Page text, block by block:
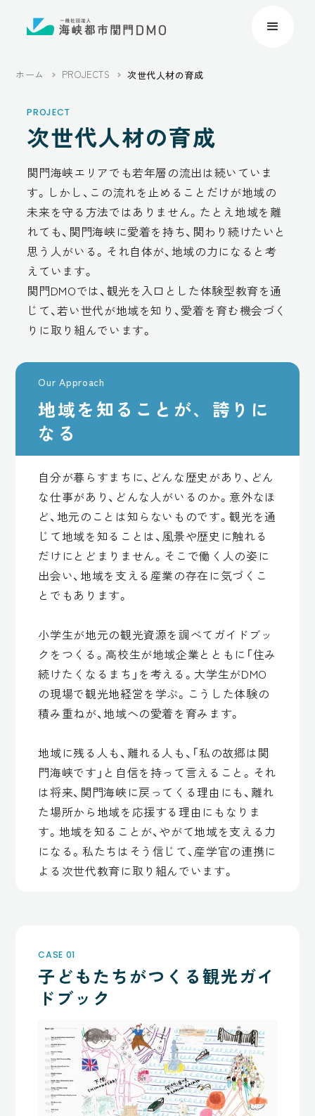
ホーム PROJECTS 次世代人材の育成
PROJECT
次世代人材の育成
関門海峡エリアでも若年層の流出は続いていま
す。しかし、この流れを止めることだけが地域の
未来を守る方法ではありません。たとえ地域を離
れても、関門海峡に愛着を持ち、関わり続けたいと
思う人がいる。それ自体が、地域の力になると考
えています。
関門DMOでは、観光を入口とした体験型教育を通
じて、若い世代が地域を知り、愛着を育む機会づく
りに取り組んでいます。
Our Approach
地域を知ることが、誇りに
なる
自分が暮らすまちに、どんな歴史があり、どん
な仕事があり、どんな人がいるのか。意外なほ
ど、地元のことは知らないものです。観光を通
じて地域を知ることは、風景や歴史に触れる
だけにとどまりません。そこで働く人の姿に
出会い、地域を支える産業の存在に気づくこ
とでもあります。
小学生が地元の観光資源を調べてガイドブッ
クをつくる。高校生が地域企業とともに「住み
続けたくなるまち」を考える。大学生がDMO
の現場で観光地経営を学ぶ。こうした体験の
積み重ねが、地域への愛着を育みます。
地域に残る人も、離れる人も、「私の故郷は関
門海峡です」と自信を持って言えること。それ
は将来、関門海峡に戻ってくる理由にも、離れ
た場所から地域を応援する理由にもなりま
す。地域を知ることが、やがて地域を支える力
になる。私たちはそう信じて、産学官の連携に
よる次世代教育に取り組んでいます。
CASE 01
子どもたちがつくる観光ガイ
ドブック